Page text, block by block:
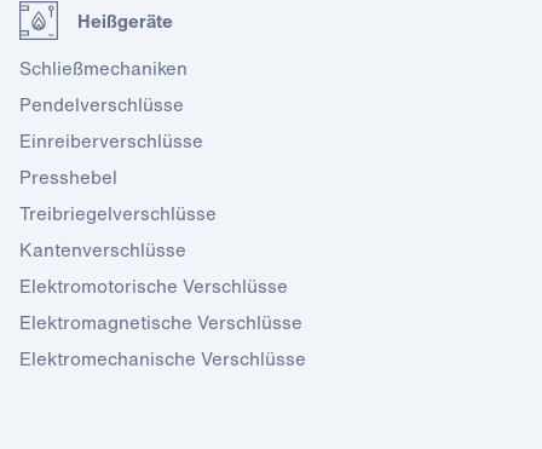
Heißgeräte
Schließmechaniken
Pendelverschlüsse
Einreiberverschlüsse
Presshebel
Treibriegelverschlüsse
Kantenverschlüsse
Elektromotorische Verschlüsse
Elektromagnetische Verschlüsse
Elektromechanische Verschlüsse